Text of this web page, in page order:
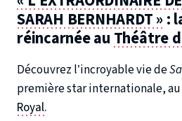
SARAH BERNHARDT » :
réincarnée au Théâtre
Découvrez l’incroyable vie de
première star internationale, au
Royal.